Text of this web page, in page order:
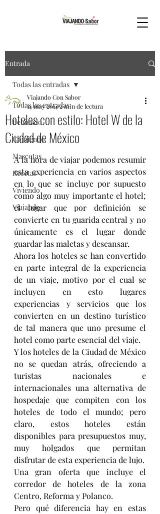
Entrada
Todas las entradas
Bebiendo
Comiendo
Mascotas
Recetas
Viviendo
Viajando
Todas las entradas
Hoteles con estilo: Hotel W de la
Ciudad de México
Viajando Con Sabor
14 may 20142 min de lectura
A la hora de viajar podemos resumir
esta experiencia en varios aspectos
en lo que se incluye por supuesto
como algo muy importante el hotel;
el lugar que por definición se
convierte en tu guarida central y no
únicamente es el lugar donde
guardar las maletas y descansar.
Ahora los hoteles se han convertido
en parte integral de la experiencia
de un viaje, motivo por el cual se
incluyen en esto lugares
experiencias y servicios que los
convierten en un destino turístico
de tal manera que uno presume el
hotel como parte esencial del viaje.
Y los hoteles de la Ciudad de México
no se quedan atrás, ofreciendo a
turistas nacionales e
internacionales una alternativa de
hospedaje que compiten con los
hoteles de todo el mundo; pero
claro, estos hoteles están
disponibles para presupuestos muy,
muy holgados que permitan
disfrutar de esta experiencia de lujo.
Una gran oferta que incluye el
corredor de hoteles de la zona
Centro, Reforma y Polanco.
Pero qué diferencia hay en estas